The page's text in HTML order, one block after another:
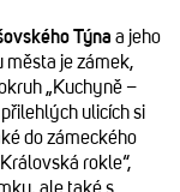
Týna a jeho
města je zámek,
„Kuchyně –
ulicích si
do zámeckého
rokle“,